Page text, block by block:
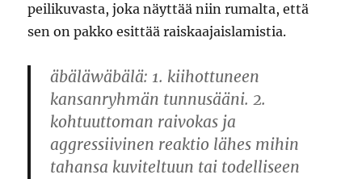
peilikuvasta, joka näyttää niin rumalta, että
sen on pakko esittää raiskaajaislamistia.
äbäläwäbälä: 1. kiihottuneen
kansanryhmän tunnusääni. 2.
kohtuuttoman raivokas ja
aggressiivinen reaktio lähes mihin
tahansa kuviteltuun tai todelliseen